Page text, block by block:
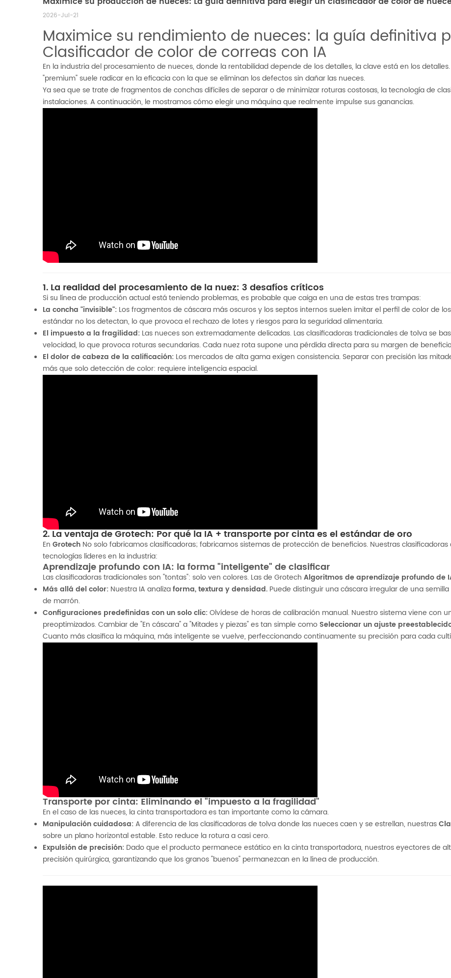
2026-Jul-21
Maximice su rendimiento de nueces: la guía definitiva
Clasificador de color de correas con IA
En la industria del procesamiento de nueces, donde la rentabilidad depende de los detalles, la clave está en los
"premium" suele radicar en la eficacia con la que se eliminan los defectos sin dañar las nueces.
Ya sea que se trate de fragmentos de conchas difíciles de separar o de minimizar roturas costosas, la tecnología de
instalaciones. A continuación, le mostramos cómo elegir una máquina que realmente impulse sus ganancias.
1. La realidad del procesamiento de la nuez: 3 desafíos críticos
Si su línea de producción actual está teniendo problemas, es probable que caiga en una de estas tres trampas:
La concha "invisible": Los fragmentos de cáscara más oscuros y los septos internos suelen imitar el perfil de color de
estándar no los detectan, lo que provoca el rechazo de lotes y riesgos para la seguridad alimentaria.
El impuesto a la fragilidad: Las nueces son extremadamente delicadas. Las clasificadoras tradicionales de tolva se
velocidad, lo que provoca roturas secundarias. Cada nuez rota supone una pérdida directa para su margen de
El dolor de cabeza de la calificación: Los mercados de alta gama exigen consistencia. Separar con precisión las
más que solo detección de color: requiere inteligencia espacial.
2. La ventaja de Grotech: Por qué la IA + transporte por cinta es el estándar de oro
En Grotech No solo fabricamos clasificadoras; fabricamos sistemas de protección de beneficios. Nuestras
tecnologías líderes en la industria:
Aprendizaje profundo con IA: la forma "inteligente" de clasificar
Las clasificadoras tradicionales son "tontas": solo ven colores. Las de Grotech Algoritmos de aprendizaje profundo de
Más allá del color: Nuestra IA analizaforma, textura y densidad. Puede distinguir una cáscara irregular de una
de marrón.
Configuraciones predefinidas con un solo clic:Olvídese de horas de calibración manual. Nuestro sistema viene con
preoptimizados. Cambiar de "En cáscara" a "Mitades y piezas" es tan simple como Seleccionar un ajuste
Cuanto más clasifica la máquina, más inteligente se vuelve, perfeccionando continuamente su precisión para cada
Transporte por cinta: Eliminando el "impuesto a la fragilidad"
En el caso de las nueces, la cinta transportadora es tan importante como la cámara.
Manipulación cuidadosa:A diferencia de las clasificadoras de tolva donde las nueces caen y se estrellan, nuestras
sobre un plano horizontal estable. Esto reduce la rotura a casi cero.
Expulsión de precisión: Dado que el producto permanece estático en la cinta transportadora, nuestros eyectores de
precisión quirúrgica, garantizando que los granos "buenos" permanezcan en la línea de producción.